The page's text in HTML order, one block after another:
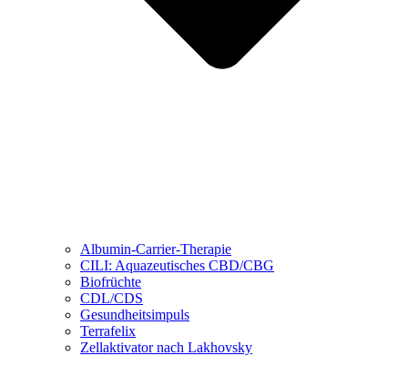
Albumin-Carrier-Therapie
CILI: Aquazeutisches CBD/CBG
Biofrüchte
CDL/CDS
Gesundheitsimpuls
Terrafelix
Zellaktivator nach Lakhovsky